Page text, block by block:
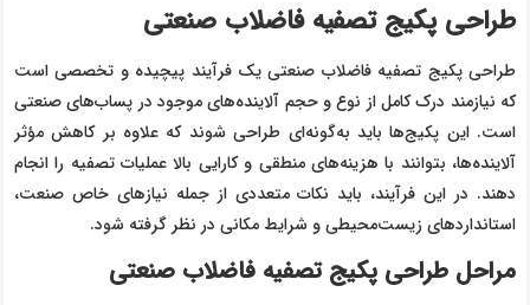
طراحی پکیج تصفیه فاضلاب صنعتی
طراحی پکیج تصفیه فاضلاب صنعتی یک فرآیند پیچیده و تخصصی است
که نیازمند درک کامل از نوع و حجم آلاینده‌های موجود در پساب‌های صنعتی
است. این پکیج‌ها باید به‌گونه‌ای طراحی شوند که علاوه بر کاهش مؤثر
آلاینده‌ها، بتوانند با هزینه‌های منطقی و کارایی بالا عملیات تصفیه را انجام
دهند. در این فرآیند، باید نکات متعددی از جمله نیازهای خاص صنعت،
استانداردهای زیست‌محیطی و شرایط مکانی در نظر گرفته شود.
مراحل طراحی پکیج تصفیه فاضلاب صنعتی